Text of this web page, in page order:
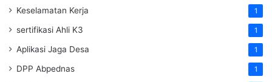
Keselamatan Kerja 1
sertifikasi Ahli K3 1
Aplikasi Jaga Desa 1
DPP Abpednas 1